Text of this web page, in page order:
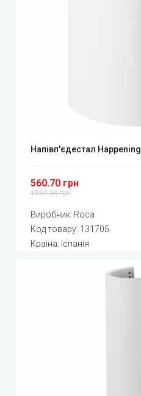
Напівп'єдестал Happening
560.70 грн
1869.00 грн
Виробник: Roca
Код товару: 131705
Країна: Іспанія